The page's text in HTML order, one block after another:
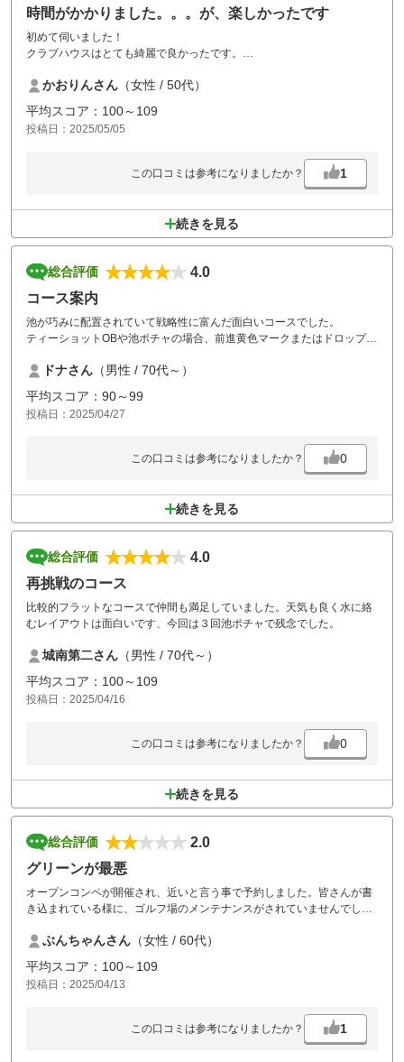
時間がかかりました。。。が、楽しかったです
初めて伺いました！
クラブハウスはとても綺麗で良かったです。
よく高低差もあり、バンカー池も初心者の私でもそこそこ楽しめるコー
スでした。
今回2サムの方がとても多かった印象ですが…前後が詰まり……進行は
とても時間がかかりました。
かおりんさん （女性 / 50代）
平均スコア：100～109
投稿日：2025/05/05
この口コミは参考になりましたか？ 1
続きを見る
総合評価
4.0
コース案内
池が巧みに配置されていて戦略性に富んだ面白いコースでした。
ティーショットOBや池ポチャの場合、前進黄色マークまたはドロップエ
が表示がほしかったです。
ドナさん （男性 / 70代～）
平均スコア：90～99
投稿日：2025/04/27
この口コミは参考になりましたか？ 0
続きを見る
総合評価
4.0
再挑戦のコース
比較的フラットなコースで仲間も満足していました。天気も良く水に絡
むレイアウトは面白いです、今回は３回池ポチャで残念でした。
城南第二さん （男性 / 70代～）
平均スコア：100～109
投稿日：2025/04/16
この口コミは参考になりましたか？ 0
続きを見る
総合評価
2.0
グリーンが最悪
オープンコンペが開催され、近いと言う事で予約しました。皆さんが書
き込まれている様に、ゴルフ場のメンテナンスがされていませんでし
ポコポコとボールが跳ねる程、穴凹や芝が無かったり、雑草が生えてい
たり、砂だらけだったり…。こんなグリーンは、初めてでした。せっか
く立地条件も良く、サービスも良く、スタッフの皆さんも感じ良く、ク
ラブハウスも綺麗なのに、もったいないです。コース自体は、距離もあ
ぶんちゃんさん （女性 / 60代）
平均スコア：100～109
投稿日：2025/04/13
この口コミは参考になりましたか？ 1